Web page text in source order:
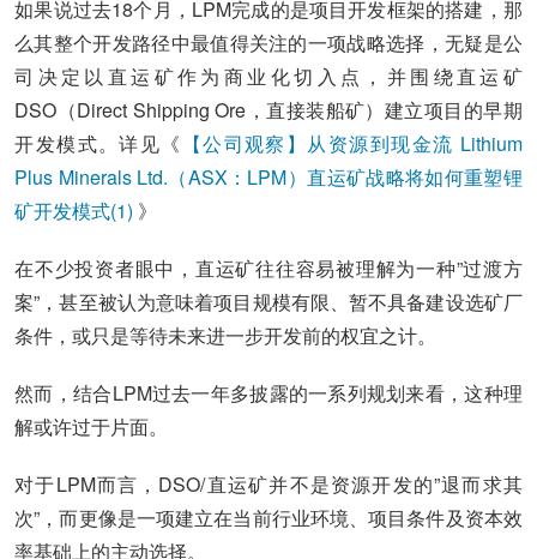
如果说过去18个月，LPM完成的是项目开发框架的搭建，那
么其整个开发路径中最值得关注的一项战略选择，无疑是公
司决定以直运矿作为商业化切入点，并围绕直运矿
DSO（Direct Shipping Ore，直接装船矿）建立项目的早期
开发模式。详见《 【公司观察】从资源到现金流 Lithium
Plus Minerals Ltd.（ASX：LPM）直运矿战略将如何重塑锂
矿开发模式(1) 》
在不少投资者眼中，直运矿往往容易被理解为一种”过渡方
案”，甚至被认为意味着项目规模有限、暂不具备建设选矿厂
条件，或只是等待未来进一步开发前的权宜之计。
然而，结合LPM过去一年多披露的一系列规划来看，这种理
解或许过于片面。
对于LPM而言，DSO/直运矿并不是资源开发的”退而求其
次”，而更像是一项建立在当前行业环境、项目条件及资本效
率基础上的主动选择。